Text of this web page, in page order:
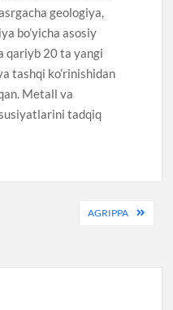
geologiya,
bo’yicha asosiy
qariyb 20 ta yangi
tashqi ko’rinishidan
Metall va
tadqiq
AGRIPPA